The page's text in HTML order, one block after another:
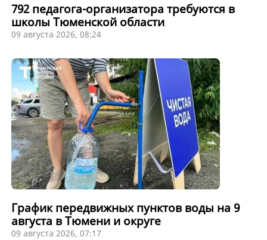
792 педагога-организатора требуются в
школы Тюменской области
09 августа 2026, 08:24
График передвижных пунктов воды на 9
августа в Тюмени и округе
09 августа 2026, 07:17